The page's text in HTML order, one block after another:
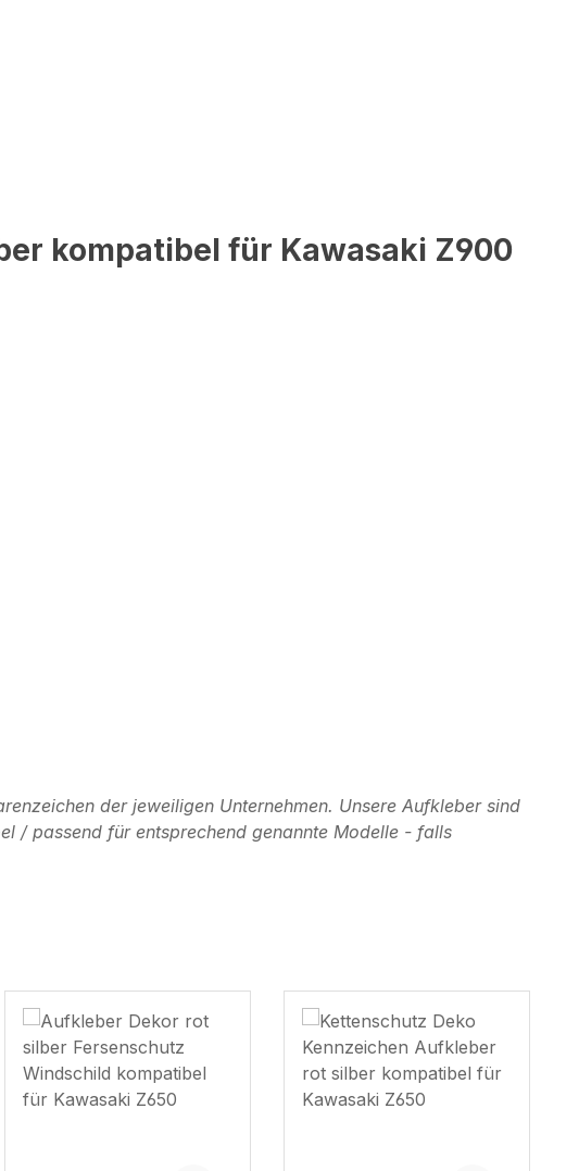
kompatibel für Kawasaki Z900
der jeweiligen Unternehmen. Unsere Aufkleber sind
/ passend für entsprechend genannte Modelle - falls